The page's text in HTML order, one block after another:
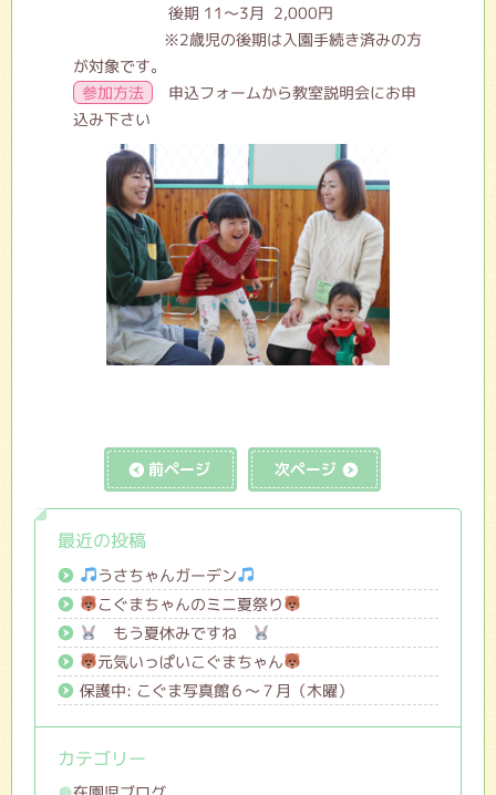
後期 11～3月 2,000円
※2歳児の後期は入園手続き済みの方
が対象です。
参加方法
申込フォームから教室説明会にお申
込み下さい
前の記事へ
最近の投稿
うさちゃんガーデン
こぐまちゃんのミニ夏祭り
もう夏休みですね
元気いっぱいこぐまちゃん
保護中: こぐま写真館６～７月（木曜）
カテゴリー